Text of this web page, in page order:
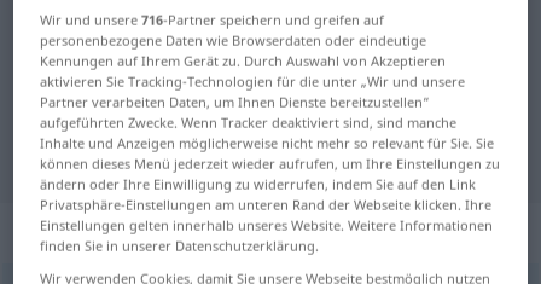
Deutsch-Spanisch Wörterbuch Viehzeug
Deutsch-Spanisch Übersetzung für
"Viehzeug"
"Viehzeug" Spanisch Übersetzung
„Viehzeug“: Neutrum
Wir und unsere716-Partner speichern und greifen auf
personenbezogene Daten wie Browserdaten oder eindeutige
Kennungen auf Ihrem Gerät zu. Durch Auswahl von Akzeptieren
aktivieren Sie Tracking-Technologien für die unter „Wir und unsere
Partner verarbeiten Daten, um Ihnen Dienste bereitzustellen“
aufgeführten Zwecke. Wenn Tracker deaktiviert sind, sind manche
Inhalte und Anzeigen möglicherweise nicht mehr so relevant für Sie. Sie
können dieses Menü jederzeit wieder aufrufen, um Ihre Einstellungen zu
ändern oder Ihre Einwilligung zu widerrufen, indem Sie auf den Link
Privatsphäre-Einstellungen am unteren Rand der Webseite klicken. Ihre
Einstellungen gelten innerhalb unseres Website. Weitere Informationen
finden Sie in unserer Datenschutzerklärung.
Wir verwenden Cookies, damit Sie unsere Webseite bestmöglich nutzen